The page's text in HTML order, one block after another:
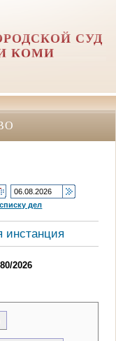
СУД
КОМИ
дел
инстанция
2026